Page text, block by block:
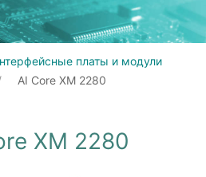
платы и модули
AI Core XM 2280
XM 2280